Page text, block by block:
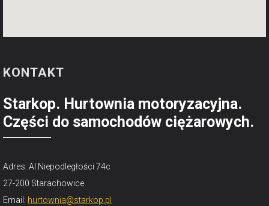
KONTAKT
Starkop. Hurtownia motoryzacyjna.
Części do samochodów ciężarowych.
Adres: Al.Niepodległości 74c
27-200 Starachowice
Email: hurtownia@starkop.pl